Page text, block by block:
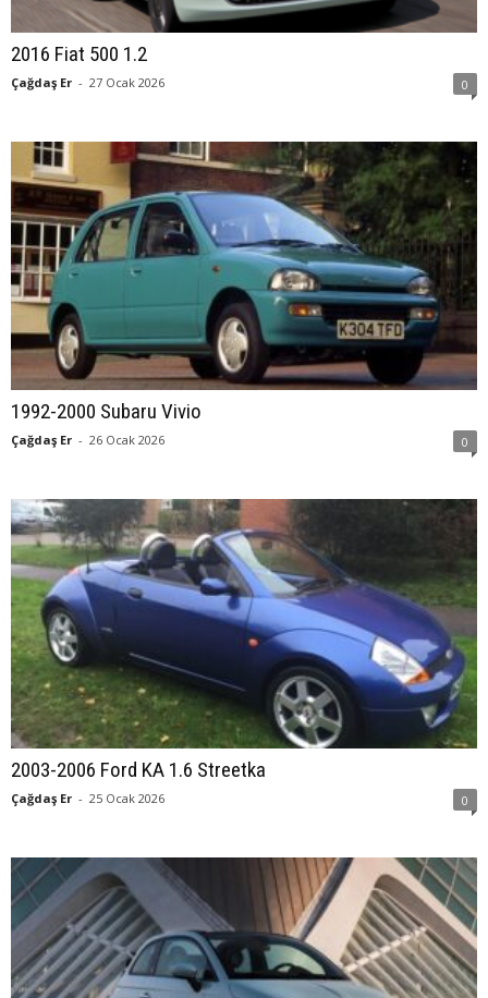
2016 Fiat 500 1.2
Çağdaş Er - 27 Ocak 2026 0
1992-2000 Subaru Vivio
Çağdaş Er - 26 Ocak 2026 0
2003-2006 Ford KA 1.6 Streetka
Çağdaş Er - 25 Ocak 2026 0